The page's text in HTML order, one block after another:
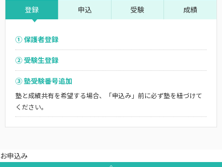
登録 申込 受験 成績
① 保護者登録
② 受験生登録
③ 塾受験番号追加
塾と成績共有を希望する場合、「申込み」前に必ず塾を紐づけて
ください。
お申込み